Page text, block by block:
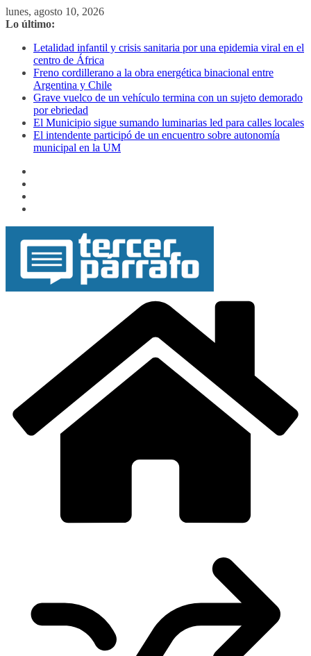
Saltar
al
lunes, agosto 10, 2026
Lo último:
Letalidad infantil y crisis sanitaria por una epidemia viral en el
centro de África
Freno cordillerano a la obra energética binacional entre
Argentina y Chile
Grave vuelco de un vehículo termina con un sujeto demorado
por ebriedad
El Municipio sigue sumando luminarias led para calles locales
El intendente participó de un encuentro sobre autonomía
municipal en la UM